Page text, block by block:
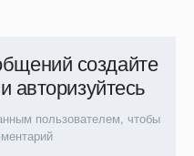
создайте
авторизуйтесь
пользователем, чтобы